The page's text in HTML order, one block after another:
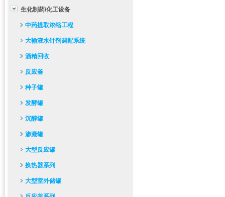
生化制药/化工设备
中药提取浓缩工程
大输液水针剂调配系统
酒精回收
反应釜
种子罐
发酵罐
沉醇罐
渗漉罐
大型反应罐
换热器系列
大型室外储罐